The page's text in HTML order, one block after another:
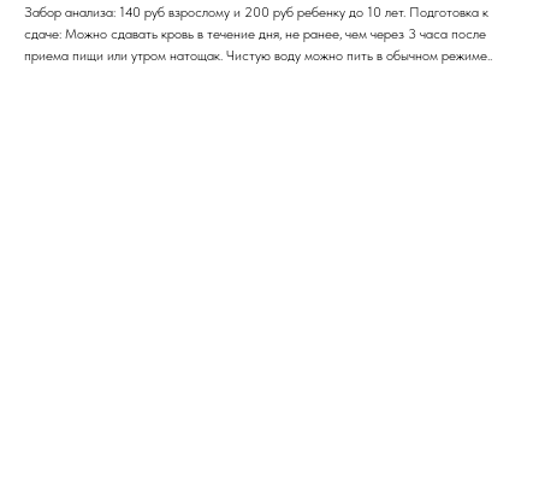
Забор анализа: 140 руб взрослому и 200 руб ребенку до 10 лет. Подготовка к
сдаче: Можно сдавать кровь в течение дня, не ранее, чем через 3 часа после
приема пищи или утром натощак. Чистую воду можно пить в обычном режиме..